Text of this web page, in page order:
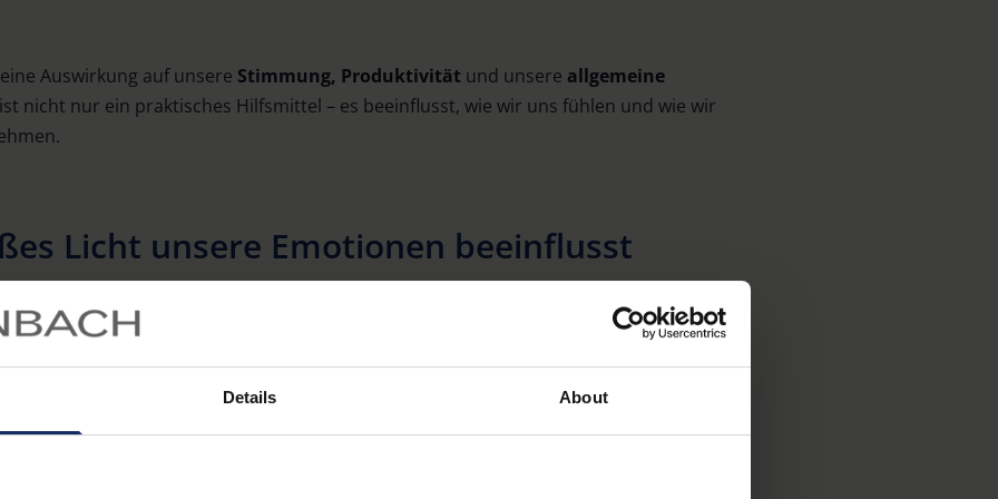
Details About
Auswirkung auf unsere Stimmung, Produktivität und unsere allgemeine
nicht nur ein praktisches Hilfsmittel – es beeinflusst, wie wir uns fühlen und wie wir
Licht unsere Emotionen beeinflusst
goldenen Sonnenuntergang vor – was löst diese Vorstellung in Ihnen aus?
gelblichen oder rötlichen Farbton, schafft eine gemütliche und entspannende
mit Behaglichkeit und Geborgenheit assoziiert, weshalb es zum Stressabbau und
kann. Das warme Licht erinnert an den Sonnenuntergang oder an
oft in Wohnräumen verwendet, um eine angenehme, entspannte Umgebung zu